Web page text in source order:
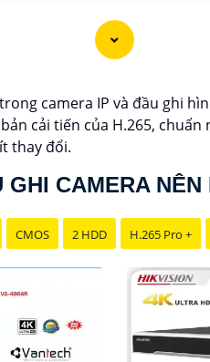
camera IP và đầu ghi
cải tiến của H.265,
thay đổi.
GHI CAMERA NÊN
CMOS 2 HDD H.265 Pro +